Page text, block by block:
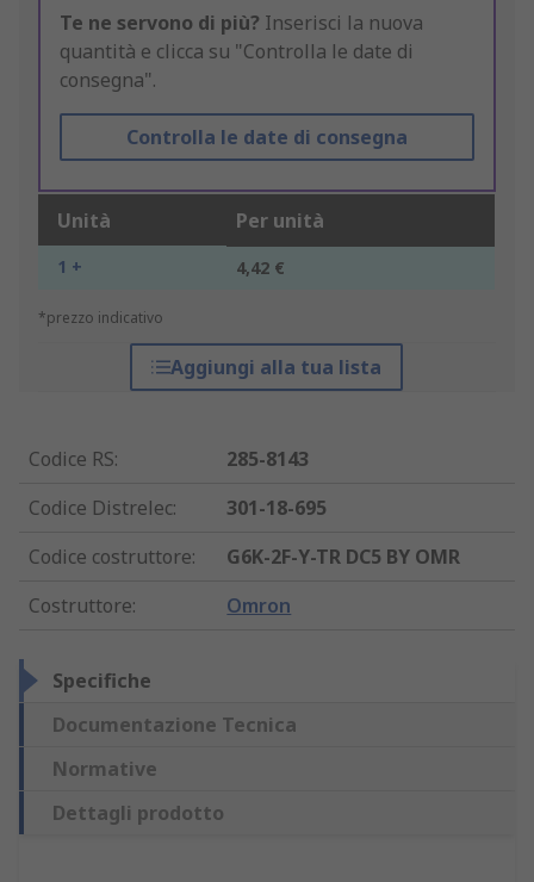
Te ne servono di più? Inserisci la nuova
quantità e clicca su "Controlla le date di
consegna".
Controlla le date di consegna
Unità Per unità
1 + 4,42 €
*prezzo indicativo
Aggiungi alla tua lista
Codice RS:
285-8143
Codice Distrelec:
301-18-695
Codice costruttore:
G6K-2F-Y-TR DC5 BY OMR
Costruttore: Omron
Specifiche
Documentazione Tecnica
Normative
Dettagli prodotto